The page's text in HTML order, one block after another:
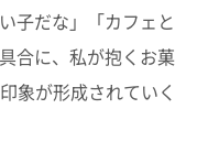
子だな」「カフェと
合に、私が抱くお菓
象が形成されていく